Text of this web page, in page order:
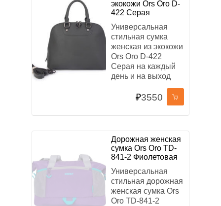
экокожи Ors Oro D-
422 Серая
Универсальная
стильная сумка
женская из экокожи
Ors Oro D-422
Серая на каждый
день и на выход
₽3550
Дорожная женская
сумка Ors Oro TD-
841-2 Фиолетовая
Универсальная
стильная дорожная
женская сумка Ors
Oro TD-841-2